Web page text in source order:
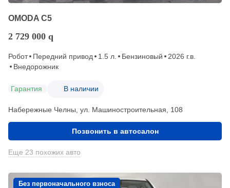
OMODA C5
2 729 000 q
Робот Передний привод 1.5 л. Бензиновый
2026 г.в.
Внедорожник
Гарантия В наличии
Набережные Челны, ул. Машиностроительная, 108
Позвонить в автосалон
Еще 23 похожих авто
Без первоначального взноса